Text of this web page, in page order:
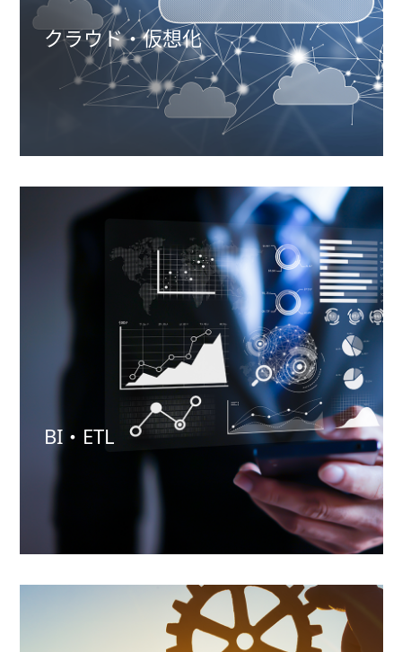
クラウド・仮想化
BI・ETL